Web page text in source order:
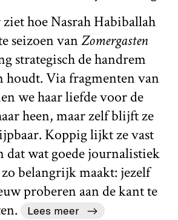
hoe Nasrah Habiballah
seizoen vanZomergasten
strategisch de handrem
houdt. Via fragmenten van
we haar liefde voor de
heen, maar zelf blijft ze
Koppig lijkt ze vast
dat wat goede journalistiek
belangrijk maakt: jezelf
proberen aan de kant te
Lees meer